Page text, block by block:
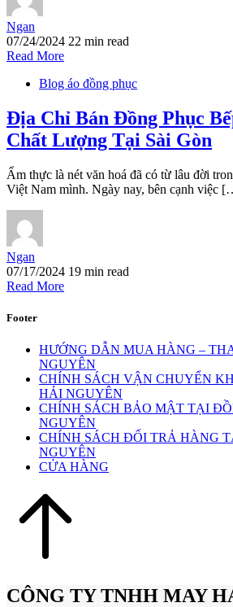
Ngan
07/24/2024 22 min read
Read More
Blog áo đồng phục
Địa Chỉ Bán Đồng Phục
Chất Lượng Tại Sài Gòn
Ẩm thực là nét văn hoá đã có từ lâu đời
Việt Nam mình. Ngày nay, bên cạnh việc
Ngan
07/17/2024 19 min read
Read More
Footer
HƯỚNG DẪN MUA HÀNG –
NGUYÊN
CHÍNH SÁCH VẬN CHUYỂN
HẢI NGUYÊN
CHÍNH SÁCH BẢO MẬT TẠI
NGUYÊN
CHÍNH SÁCH ĐỔI TRẢ HÀNG
NGUYÊN
CỬA HÀNG
CÔNG TY TNHH MAY